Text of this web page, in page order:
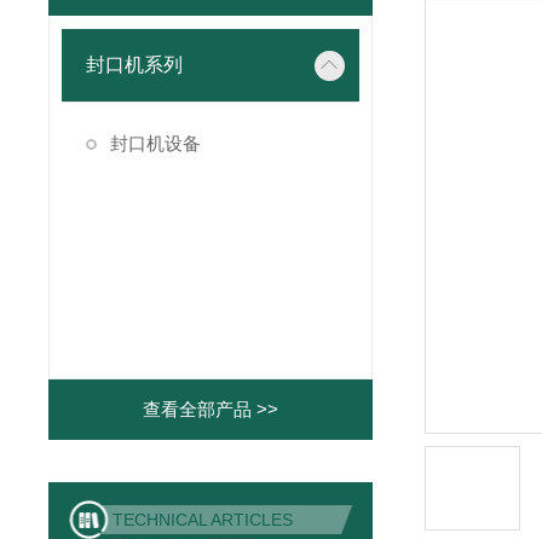
封口机系列
封口机设备
查看全部产品 >>
TECHNICAL ARTICLES